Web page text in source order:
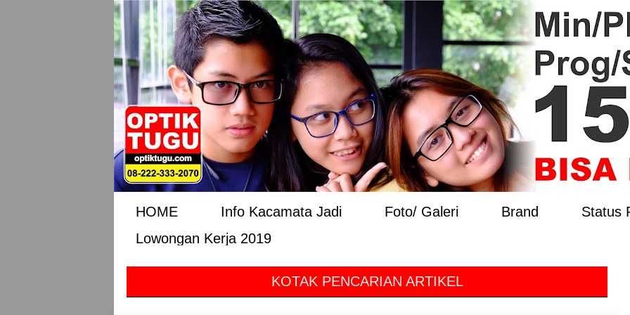
HOME Info Kacamata Jadi Foto/ Galeri Brand
Status
Lowongan Kerja 2019
KOTAK PENCARIAN ARTIKEL